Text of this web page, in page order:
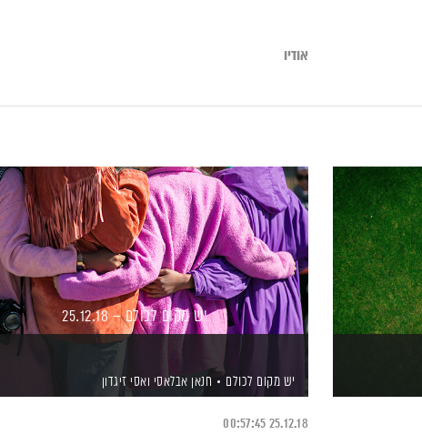
אודיו
יש מקום לכולם – 25.12.18
יש מקום לכולם חנאן אבלאסי ואסי זיגדון
25.12.18
00:57:45